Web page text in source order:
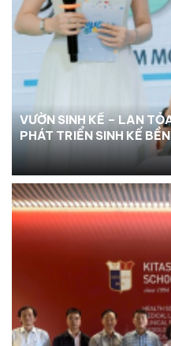
VƯỜN SINH KẾ – LAN
PHÁT TRIỂN SINH KẾ